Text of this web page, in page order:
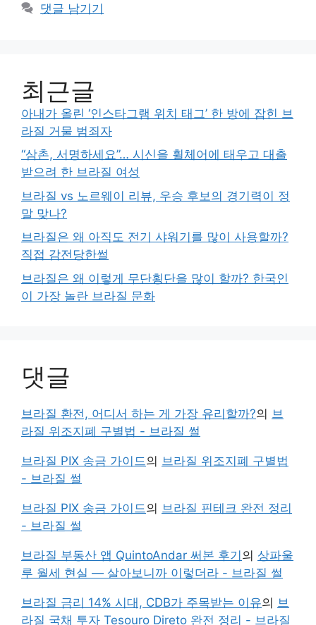
댓글 남기기
최근글
아내가 올린 ‘인스타그램 위치 태그’ 한 방에 잡힌 브
라질 거물 범죄자
“삼촌, 서명하세요”… 시신을 휠체어에 태우고 대출
받으려 한 브라질 여성
브라질 vs 노르웨이 리뷰, 우승 후보의 경기력이 정
말 맞나?
브라질은 왜 아직도 전기 샤워기를 많이 사용할까?
직접 감전당한썰
브라질은 왜 이렇게 무단횡단을 많이 할까? 한국인
이 가장 놀란 브라질 문화
댓글
브라질 환전, 어디서 하는 게 가장 유리할까?의 브
라질 위조지폐 구별법 - 브라질 썰
브라질 PIX 송금 가이드의 브라질 위조지폐 구별법
- 브라질 썰
브라질 PIX 송금 가이드의 브라질 핀테크 완전 정리
- 브라질 썰
브라질 부동산 앱 QuintoAndar 써본 후기의 상파울
루 월세 현실 — 살아보니까 이렇더라 - 브라질 썰
브라질 금리 14% 시대, CDB가 주목받는 이유의 브
라질 국채 투자 Tesouro Direto 완전 정리 - 브라질